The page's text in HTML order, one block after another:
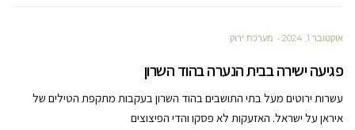
אוקטובר 1, 2024 מערכת ירוק
פגיעה ישירה בבית הנערה בהוד השרון
עשרות ירוטים מעל בתי התושבים בהוד השרון בעקבות מתקפת הטילים של
איראן על ישראל. האזעקות לא פסקו והדי הפיצוצים